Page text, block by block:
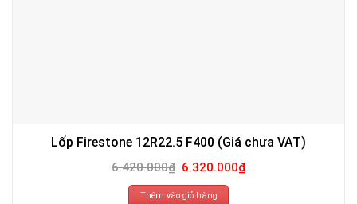
Lốp Firestone 12R22.5 F400 (Giá chưa VAT)
6.420.000₫ Giá
gốc
là:
6.420.000₫.
6.320.000₫Giá
hiện
Thêm vào giỏ hàng